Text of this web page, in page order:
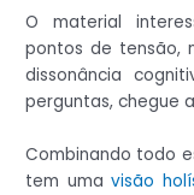
O material
pontos de tensão,
dissonância
perguntas, chegue
Combinando todo
tem umavisão